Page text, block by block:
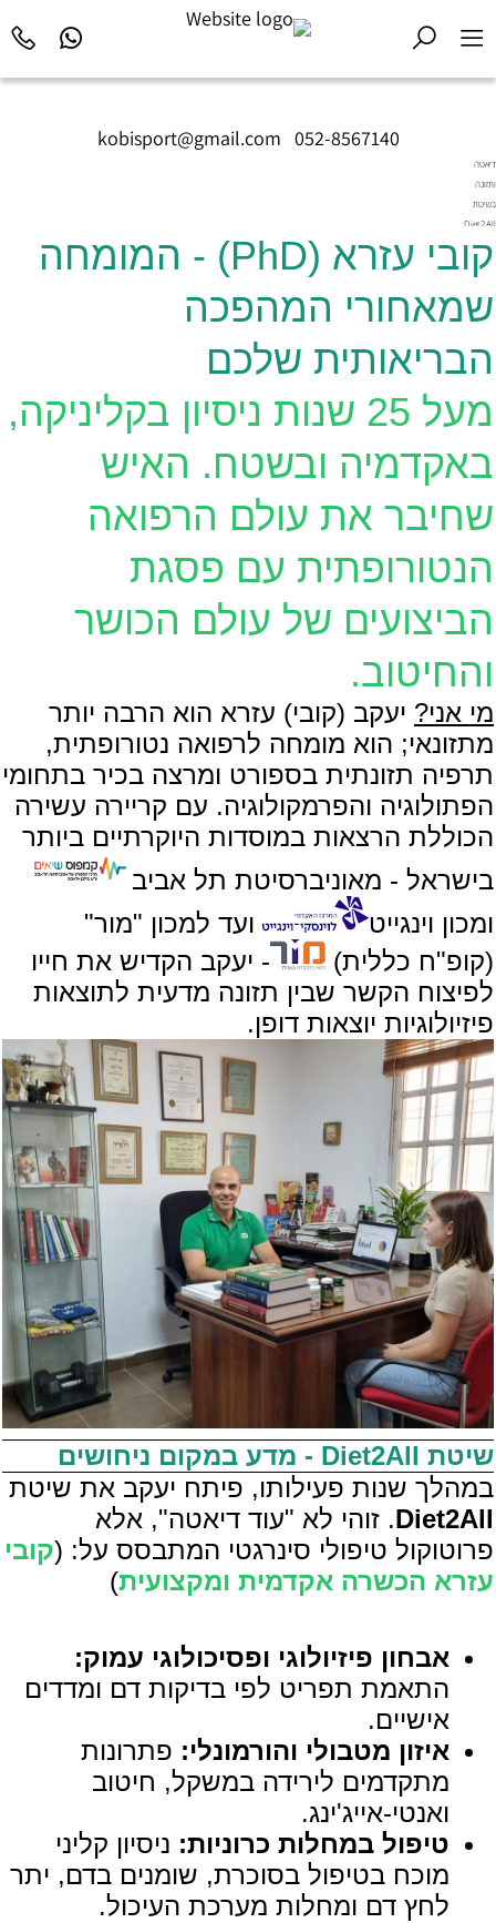
kobisport@gmail.com 052-8567140
דיאטה
ותזונה
בשיטת
Diet2All:
המדע
שמאחורי
המושלם.
קובי עזרא (PhD) - המומחה
שמאחורי המהפכה
הבריאותית שלכם
מעל 25 שנות ניסיון בקליניקה,
באקדמיה ובשטח. האיש
שחיבר את עולם הרפואה
הנטורופתית עם פסגת
הביצועים של עולם הכושר
והחיטוב.
מי אני? יעקב (קובי) עזרא הוא הרבה יותר
מתזונאי; הוא מומחה לרפואה נטורופתית,
תרפיה תזונתית בספורט ומרצה בכיר בתחומי
הפתולוגיה והפרמקולוגיה. עם קריירה עשירה
הכוללת הרצאות במוסדות היוקרתיים ביותר
בישראל - מאוניברסיטת תל אביב
ומכון וינגייט
ועד למכון "מור"
(קופ"ח כללית)
- יעקב הקדיש את חייו
לפיצוח הקשר שבין תזונה מדעית לתוצאות
פיזיולוגיות יוצאות דופן.
שיטת Diet2All - מדע במקום ניחושים
במהלך שנות פעילותו, פיתח יעקב את שיטת
Diet2All. זוהי לא "עוד דיאטה", אלא
פרוטוקול טיפולי סינרגטי המתבסס על: (קובי
עזרא הכשרה אקדמית ומקצועית)
אבחון פיזיולוגי ופסיכולוגי עמוק:
התאמת תפריט לפי בדיקות דם ומדדים
אישיים.
איזון מטבולי והורמונלי: פתרונות
מתקדמים לירידה במשקל, חיטוב
ואנטי-אייג'ינג.
טיפול במחלות כרוניות: ניסיון קליני
מוכח בטיפול בסוכרת, שומנים בדם, יתר
לחץ דם ומחלות מערכת העיכול.